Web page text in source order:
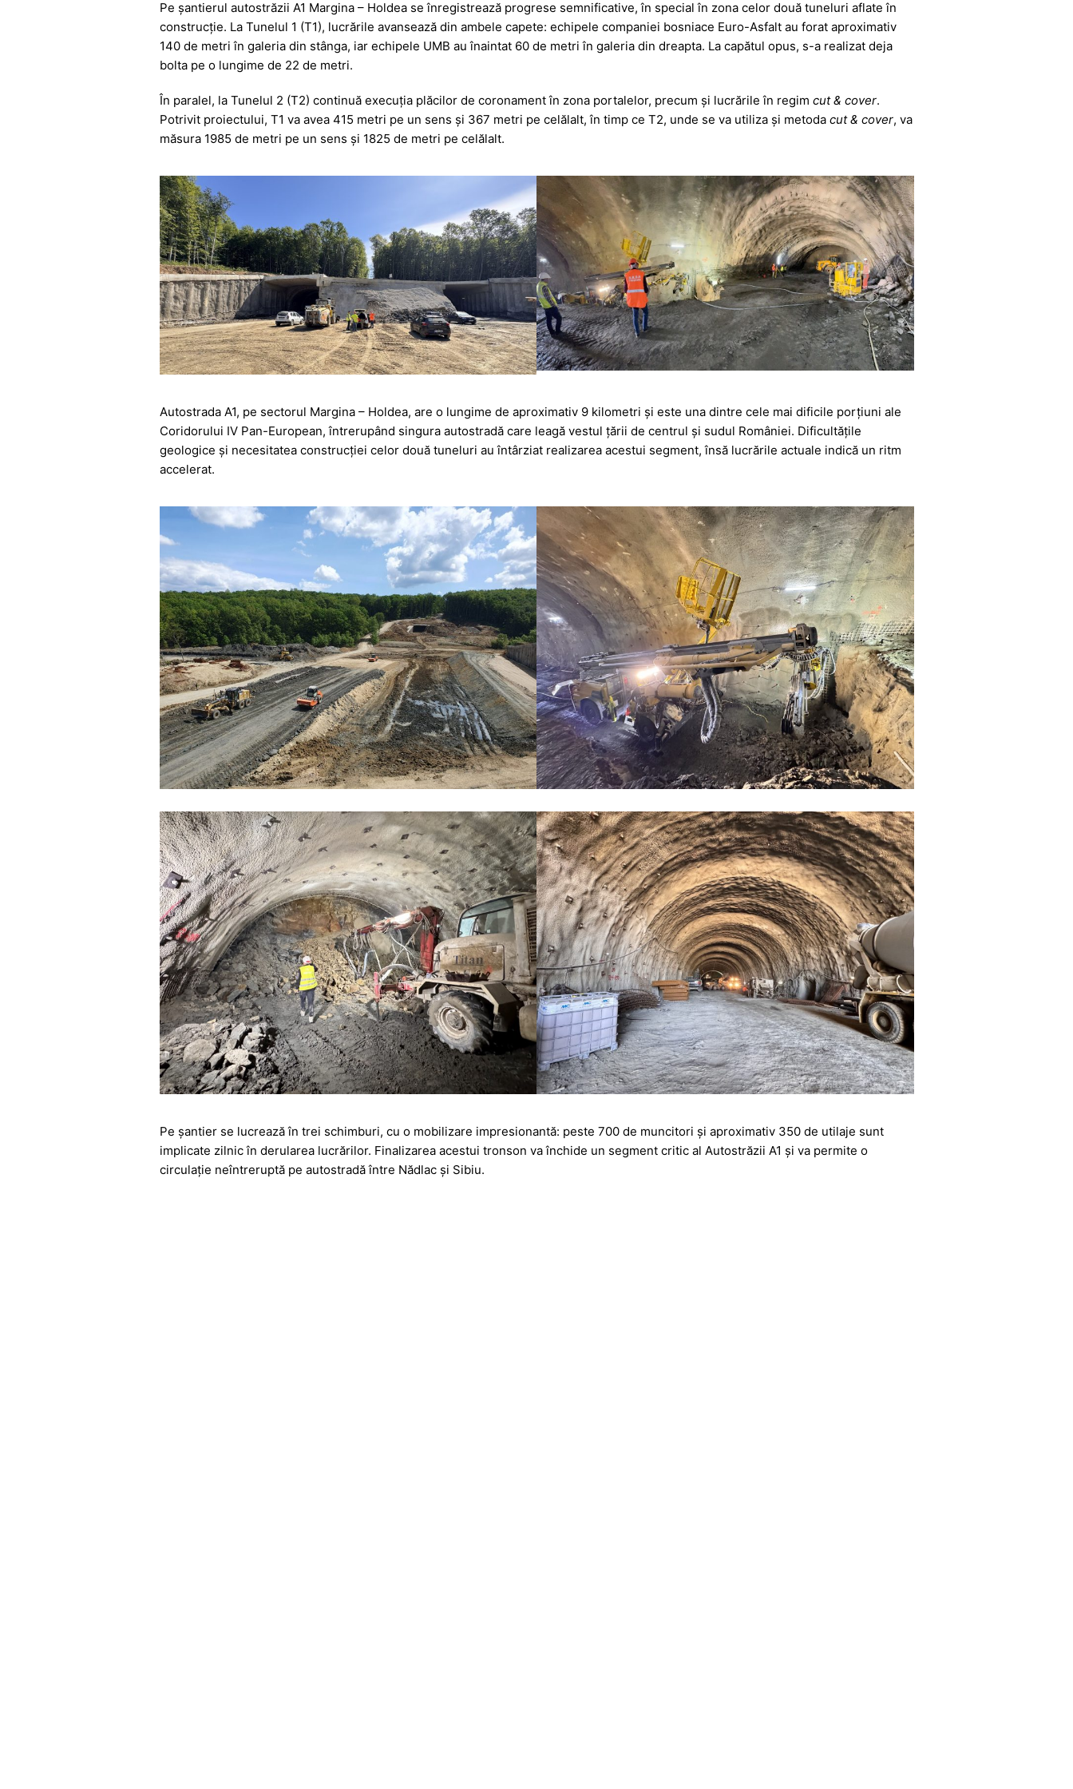
c
e
b
o
o
k
at
s
A
p
p
s
s
e
n
g
er
itt
er
e
gr
a
m
s
s
a
g
e
ta
je
z
ă
Pe șantierul autostrăzii A1 Margina – Holdea se înregistrează progrese semnificative, în special în zona celor două tuneluri aflate în
construcție. La Tunelul 1 (T1), lucrările avansează din ambele capete: echipele companiei bosniace Euro-Asfalt au forat aproximativ
140 de metri în galeria din stânga, iar echipele UMB au înaintat 60 de metri în galeria din dreapta. La capătul opus, s-a realizat deja
bolta pe o lungime de 22 de metri.
În paralel, la Tunelul 2 (T2) continuă execuția plăcilor de coronament în zona portalelor, precum și lucrările în regim cut & cover.
Potrivit proiectului, T1 va avea 415 metri pe un sens și 367 metri pe celălalt, în timp ce T2, unde se va utiliza și metoda cut & cover, va
măsura 1985 de metri pe un sens și 1825 de metri pe celălalt.
Autostrada A1, pe sectorul Margina – Holdea, are o lungime de aproximativ 9 kilometri și este una dintre cele mai dificile porțiuni ale
Coridorului IV Pan-European, întrerupând singura autostradă care leagă vestul țării de centrul și sudul României. Dificultățile
geologice și necesitatea construcției celor două tuneluri au întârziat realizarea acestui segment, însă lucrările actuale indică un ritm
accelerat.
Pe șantier se lucrează în trei schimburi, cu o mobilizare impresionantă: peste 700 de muncitori și aproximativ 350 de utilaje sunt
implicate zilnic în derularea lucrărilor. Finalizarea acestui tronson va închide un segment critic al Autostrăzii A1 și va permite o
circulație neîntreruptă pe autostradă între Nădlac și Sibiu.